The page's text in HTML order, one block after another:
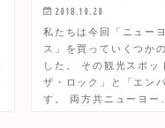
2018.10.20
私たちは今回「ニュー
ス」を買っていくつか
した。 その観光スポッ
ザ・ロック」と「エン
す。 両方共ニューヨー